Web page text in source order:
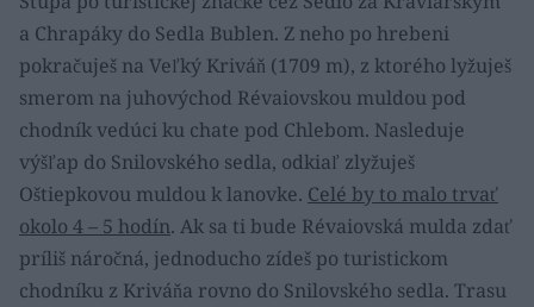
a Chrapáky do Sedla Bublen. Z neho po hrebeni
pokračuješ na Veľký Kriváň (1709 m), z ktorého lyžuješ
smerom na juhovýchod Révaiovskou muldou pod
chodník vedúci ku chate pod Chlebom. Nasleduje
výšľap do Snilovského sedla, odkiaľ zlyžuješ
Oštiepkovou muldou k lanovke. Celé by to malo trvať
okolo 4 – 5 hodín. Ak sa ti bude Révaiovská mulda zdať
príliš náročná, jednoducho zídeš po turistickom
chodníku z Kriváňa rovno do Snilovského sedla. Trasu